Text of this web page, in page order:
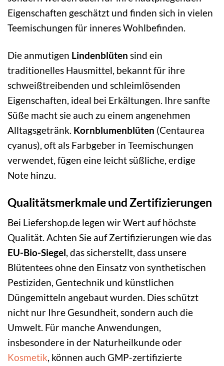
Eigenschaften geschätzt und finden sich in vielen
Teemischungen für inneres Wohlbefinden.
Die anmutigen Lindenblüten sind ein
traditionelles Hausmittel, bekannt für ihre
schweißtreibenden und schleimlösenden
Eigenschaften, ideal bei Erkältungen. Ihre sanfte
Süße macht sie auch zu einem angenehmen
Alltagsgetränk. Kornblumenblüten (Centaurea
cyanus), oft als Farbgeber in Teemischungen
verwendet, fügen eine leicht süßliche, erdige
Note hinzu.
Qualitätsmerkmale und Zertifizierungen
Bei Liefershop.de legen wir Wert auf höchste
Qualität. Achten Sie auf Zertifizierungen wie das
EU-Bio-Siegel, das sicherstellt, dass unsere
Blütentees ohne den Einsatz von synthetischen
Pestiziden, Gentechnik und künstlichen
Düngemitteln angebaut wurden. Dies schützt
nicht nur Ihre Gesundheit, sondern auch die
Umwelt. Für manche Anwendungen,
insbesondere in der Naturheilkunde oder
Kosmetik, können auch GMP-zertifizierte